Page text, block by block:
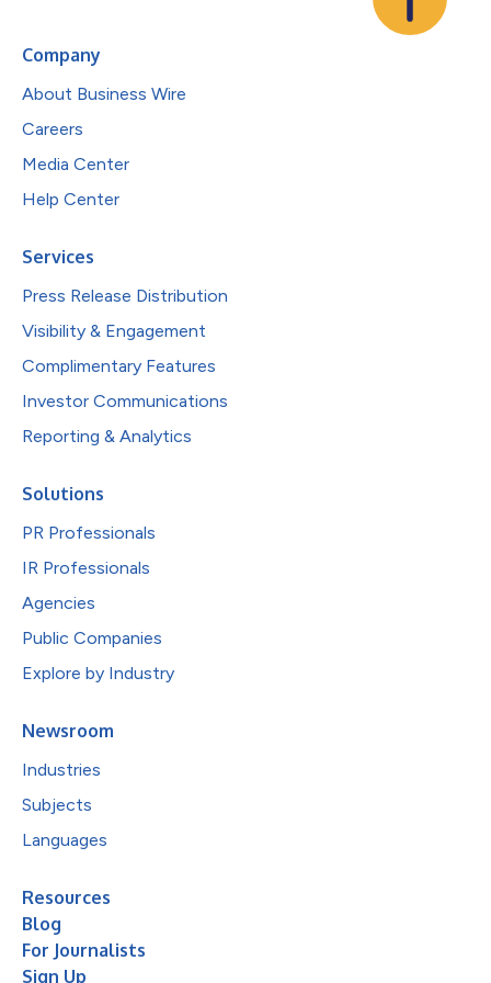
Company
About Business Wire
Careers
Media Center
Help Center
Services
Press Release Distribution
Visibility & Engagement
Complimentary Features
Investor Communications
Reporting & Analytics
Solutions
PR Professionals
IR Professionals
Agencies
Public Companies
Explore by Industry
Newsroom
Industries
Subjects
Languages
Resources
Blog
For Journalists
Sign Up